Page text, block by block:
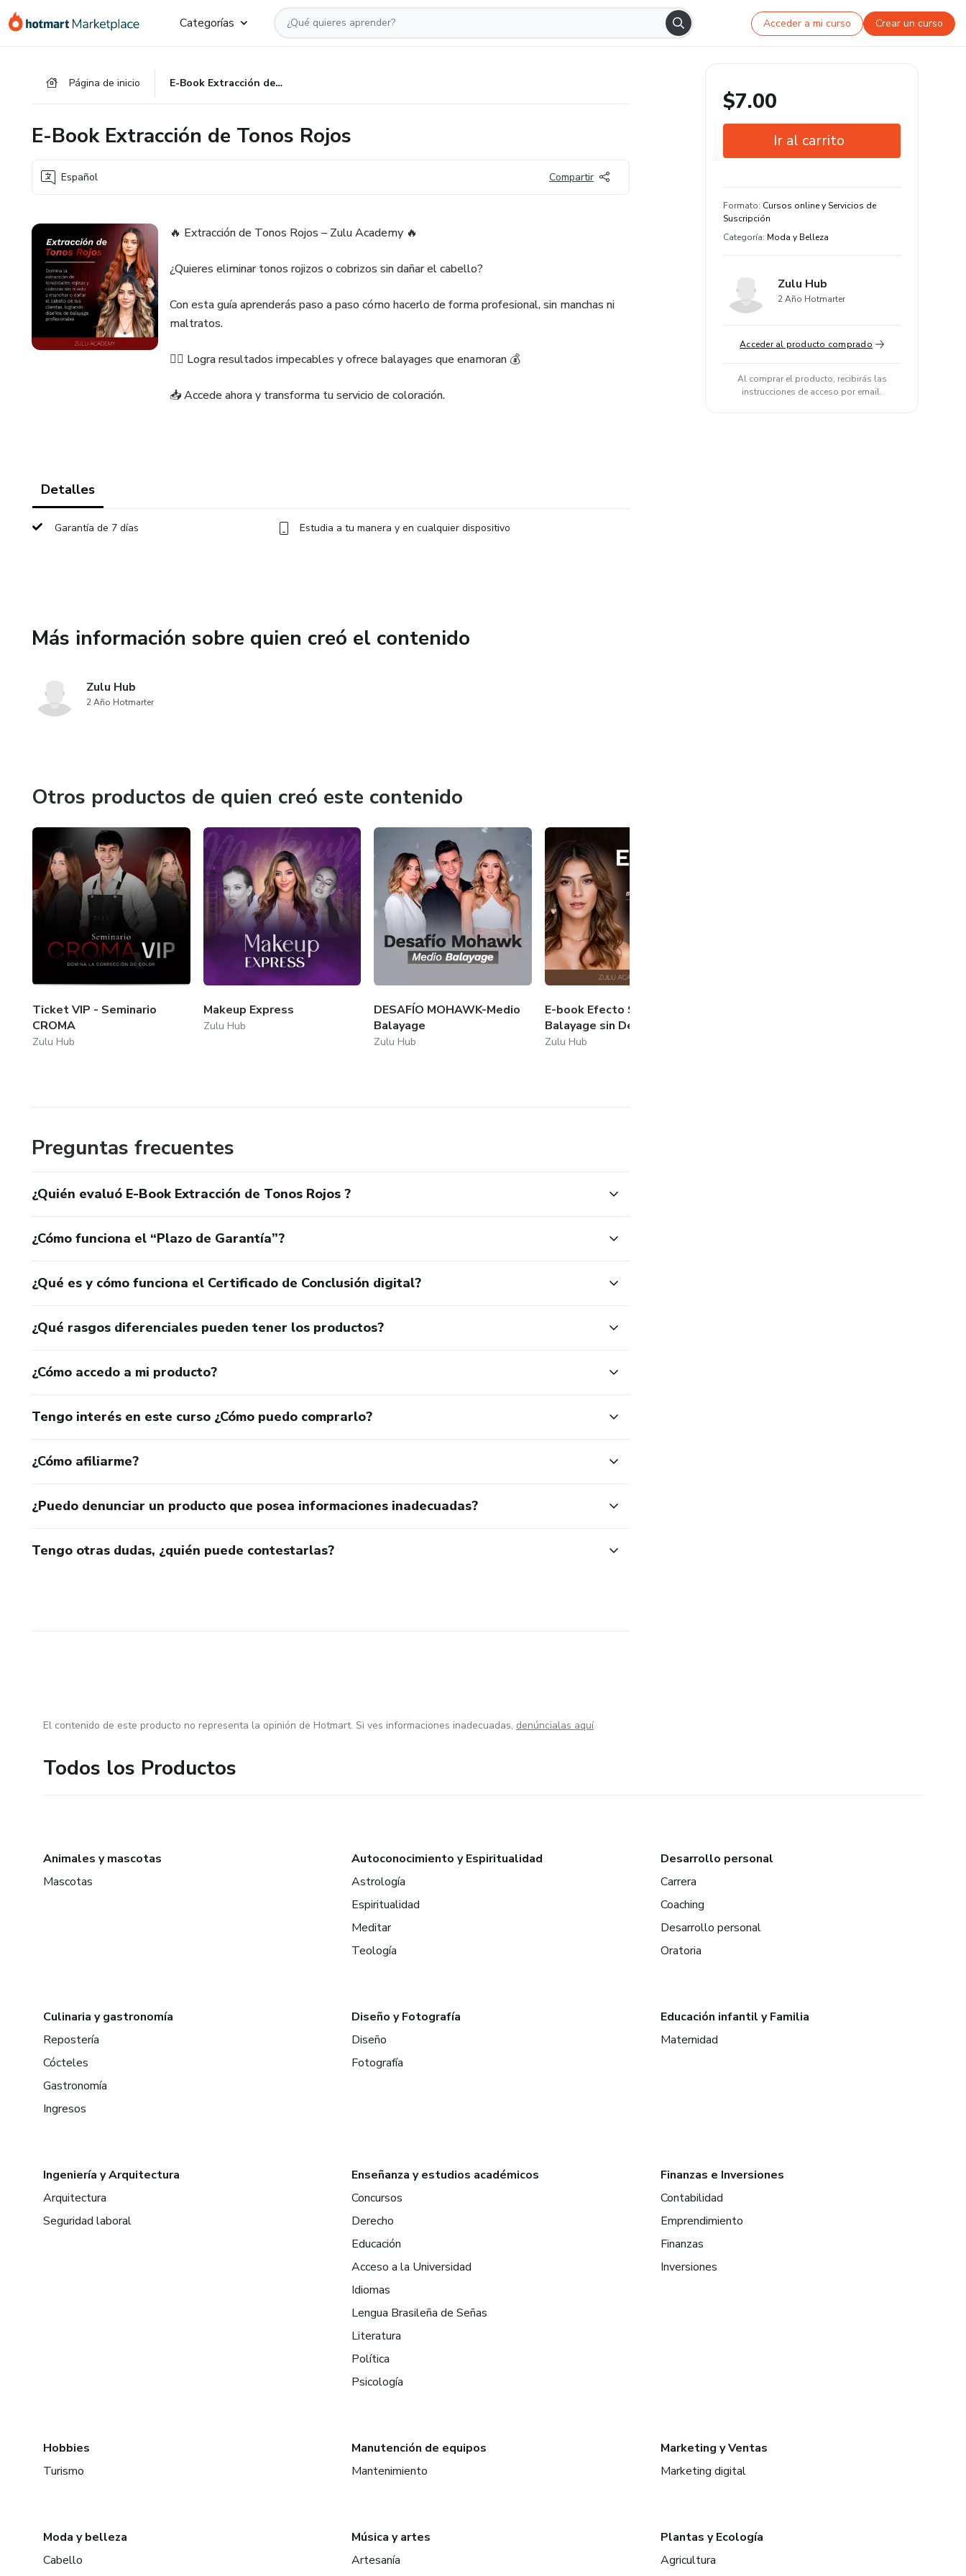
Categorías Acceder a mi curso Crear un curso
Página de inicio E-Book Extracción de Tonos Rojos
E-Book Extracción de Tonos Rojos
Español Compartir
🔥 Extracción de Tonos Rojos – Zulu Academy 🔥
¿Quieres eliminar tonos rojizos o cobrizos sin dañar el cabello?
Con esta guía aprenderás paso a paso cómo hacerlo de forma profesional, sin manchas ni
maltratos.
💇‍♀️ Logra resultados impecables y ofrece balayages que enamoran 💰
📥 Accede ahora y transforma tu servicio de coloración.
Detalles
Garantía de 7 días Estudia a tu manera y en cualquier dispositivo
Más información sobre quien creó el contenido
Zulu Hub
2 Año Hotmarter
Otros productos de quien creó este contenido
Ticket VIP - Seminario
CROMA
Zulu Hub
Makeup Express
Zulu Hub
DESAFÍO MOHAWK-Medio
Balayage
Zulu Hub
E-book Efecto Soleil:
Balayage sin Decolorar
Zulu Hub
Preguntas frecuentes
¿Quién evaluó E-Book Extracción de Tonos Rojos ?
¿Cómo funciona el “Plazo de Garantía”?
¿Qué es y cómo funciona el Certificado de Conclusión digital?
¿Qué rasgos diferenciales pueden tener los productos?
¿Cómo accedo a mi producto?
Tengo interés en este curso ¿Cómo puedo comprarlo?
¿Cómo afiliarme?
¿Puedo denunciar un producto que posea informaciones inadecuadas?
Tengo otras dudas, ¿quién puede contestarlas?
$7.00
Ir al carrito
Estudia a tu manera y en cualquier
dispositivo
Formato: Cursos online y Servicios de
Suscripción
Categoría: Moda y Belleza
Zulu Hub
2 Año Hotmarter
Acceder al producto comprado
Al comprar el producto, recibirás las
instrucciones de acceso por email.
El contenido de este producto no representa la opinión de Hotmart. Si ves informaciones inadecuadas, denúncialas aquí
Todos los Productos
Animales y mascotas
Mascotas
Autoconocimiento y Espiritualidad
Astrología
Espiritualidad
Meditar
Teología
Desarrollo personal
Carrera
Coaching
Desarrollo personal
Oratoria
Culinaria y gastronomía
Repostería
Cócteles
Gastronomía
Ingresos
Diseño y Fotografía
Diseño
Fotografía
Educación infantil y Familia
Maternidad
Ingeniería y Arquitectura
Arquitectura
Seguridad laboral
Enseñanza y estudios académicos
Concursos
Derecho
Educación
Acceso a la Universidad
Idiomas
Lengua Brasileña de Señas
Literatura
Política
Psicología
Finanzas e Inversiones
Contabilidad
Emprendimiento
Finanzas
Inversiones
Hobbies
Turismo
Manutención de equipos
Mantenimiento
Marketing y Ventas
Marketing digital
Moda y belleza
Cabello
Música y artes
Artesanía
Plantas y Ecología
Agricultura